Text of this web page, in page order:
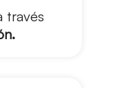
través